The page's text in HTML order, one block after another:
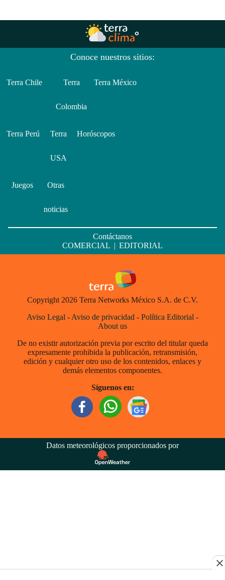
Conoce nuestros sitios:
Terra Chile Terra
Colombia
Terra México
Terra Perú Terra
USA
Horóscopos
Juegos Otras
noticias
Contáctanos
COMERCIAL | EDITORIAL
Copyright 2026 Terra Networks México S.A. de C.V.
Aviso Legal - Aviso de privacidad - Política Editorial -
About us
De no existir autorización previa por escrito del titular queda
expresamente prohibida la publicación, retransmisión,
edición y cualquier otro uso de los contenidos, enlaces y
demás elementos componentes.
Síguenos en:
Datos meteorológicos proporcionados por